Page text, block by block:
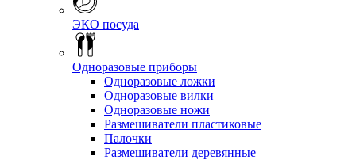
ЭКО посуда
Одноразовые приборы
Одноразовые ложки
Одноразовые вилки
Одноразовые ножи
Размешиватели пластиковые
Палочки
Размешиватели деревянные